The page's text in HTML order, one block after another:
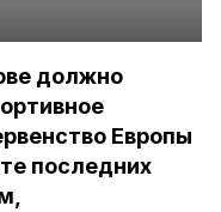
должно
Европы
последних